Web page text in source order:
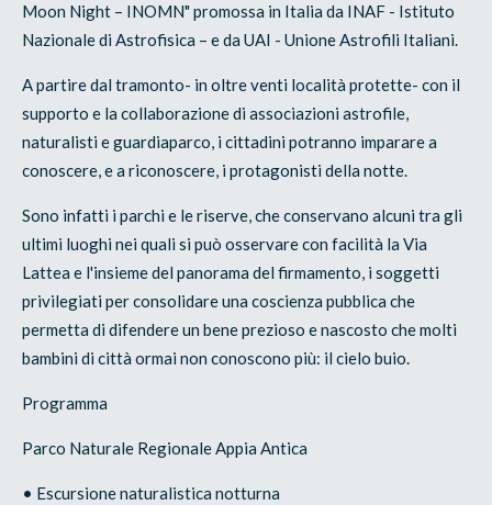
Moon Night – INOMN" promossa in Italia da INAF - Istituto
Nazionale di Astrofisica – e da UAI - Unione Astrofili Italiani.
A partire dal tramonto- in oltre venti località protette- con il
supporto e la collaborazione di associazioni astrofile,
naturalisti e guardiaparco, i cittadini potranno imparare a
conoscere, e a riconoscere, i protagonisti della notte.
Sono infatti i parchi e le riserve, che conservano alcuni tra gli
ultimi luoghi nei quali si può osservare con facilità la Via
Lattea e l'insieme del panorama del firmamento, i soggetti
privilegiati per consolidare una coscienza pubblica che
permetta di difendere un bene prezioso e nascosto che molti
bambini di città ormai non conoscono più: il cielo buio.
Programma
Parco Naturale Regionale Appia Antica
• Escursione naturalistica notturna